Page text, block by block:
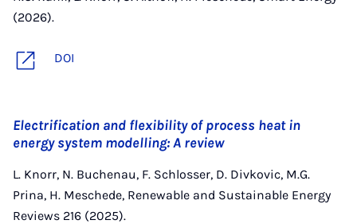
(2026).
DOI
Electrification and flexibility of process heat in
energy system modelling: A review
L. Knorr, N. Buchenau, F. Schlosser, D. Divkovic, M.G.
Prina, H. Meschede, Renewable and Sustainable Energy
Reviews 216 (2025).